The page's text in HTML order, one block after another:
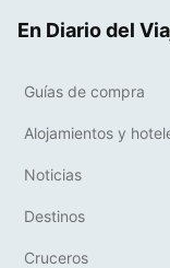
En Diario del
Guías de compra
Alojamientos y
Noticias
Destinos
Cruceros